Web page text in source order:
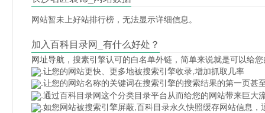
网站暂未上好站排行榜，无法显示详细信息。
加入百科目录网_有什么好处？
网址导航 ，搜素引擎认可的白名单外链，简单来说就是可以给
.让您的网站更快、更多地被搜索引擎收录,增加抓取几率
.让您的网站名称的关键词在搜索引擎的搜索结果的第一页甚
.通过百科目录网这个分类目录平台从而给您的网站带来巨大
.如您网站被搜索引擎屏蔽,百科目录永久快照缓存网站信息